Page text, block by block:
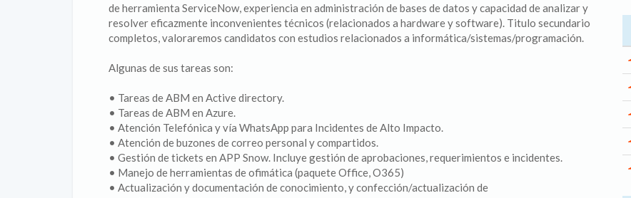
de herramienta ServiceNow, experiencia en administración de bases de datos y capacidad de analizar y
resolver eficazmente inconvenientes técnicos (relacionados a hardware y software). Titulo secundario
completos, valoraremos candidatos con estudios relacionados a informática/sistemas/programación.
Algunas de sus tareas son:
• Tareas de ABM en Active directory.
• Tareas de ABM en Azure.
• Atención Telefónica y vía WhatsApp para Incidentes de Alto Impacto.
• Atención de buzones de correo personal y compartidos.
• Gestión de tickets en APP Snow. Incluye gestión de aprobaciones, requerimientos e incidentes.
• Manejo de herramientas de ofimática (paquete Office, O365)
• Actualización y documentación de conocimiento, y confección/actualización de